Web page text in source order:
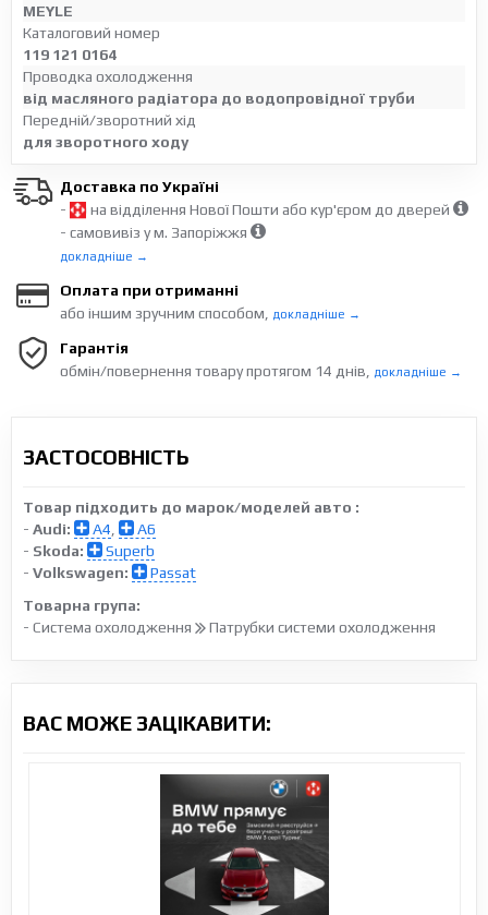
MEYLE
Каталоговий номер
119 121 0164
Проводка охолодження
від масляного радіатора до водопровідної труби
Передній/зворотний хід
для зворотного ходу
Доставка по Україні
-
на відділення Нової Пошти або кур'єром до дверей
- самовивіз у м. Запоріжжя
докладніше →
Оплата при отриманні
або іншим зручним способом,
докладніше →
Гарантія
обмін/повернення товару протягом 14 днів,
докладніше →
ЗАСТОСОВНІСТЬ
Товар підходить до марок/моделей авто :
- Audi: A4
A6
- Skoda:
Superb
- Volkswagen:
Passat
Товарна група:
- Система охолодження
Патрубки системи охолодження
ВАС МОЖЕ ЗАЦІКАВИТИ: